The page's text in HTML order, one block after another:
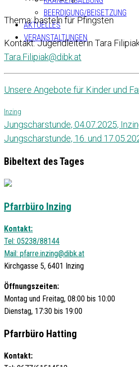
BEERDIGUNG/BEISETZUNG
AKTUELLES
VERANSTALTUNGEN
Thema: basteln für Pfingsten
Kontakt: Jugendleiterin Tara
Tara.Filipiak@dibk.at
Unsere Angebote für Kinder und
Inzing
Jungscharstunde, 04.07.2025,
Jungscharstunde, 16. und
Bibeltext des Tages
Pfarrbüro Inzing
Kontakt:
Tel: 05238/88144
Mail: pfarre.inzing@dibk.at
Kirchgasse 5, 6401 Inzing
Öffnungszeiten:
Montag und Freitag, 08:00 bis 10:00
Dienstag, 17:30 bis 19:00
Pfarrbüro Hatting
Kontakt: